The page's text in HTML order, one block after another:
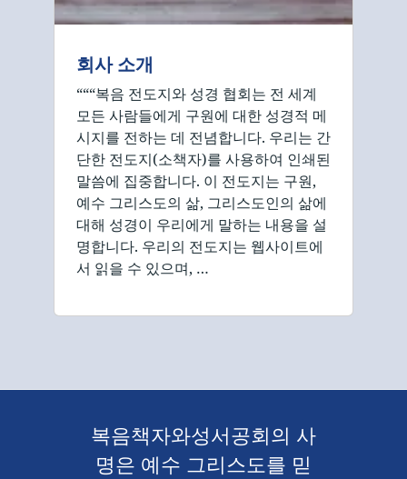
회사 소개
“““복음 전도지와 성경 협회는 전 세계
모든 사람들에게 구원에 대한 성경적 메
시지를 전하는 데 전념합니다. 우리는 간
단한 전도지(소책자)를 사용하여 인쇄된
말씀에 집중합니다. 이 전도지는 구원,
예수 그리스도의 삶, 그리스도인의 삶에
대해 성경이 우리에게 말하는 내용을 설
명합니다. 우리의 전도지는 웹사이트에
서 읽을 수 있으며, …
복음책자와성서공회의 사
명은 예수 그리스도를 믿